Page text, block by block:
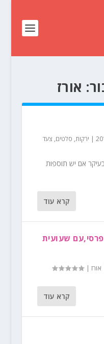
אורז
| ירקות, סלטים, צעד
אם יש תוספות
קרא עוד
שעועית
אורז|
קרא עוד